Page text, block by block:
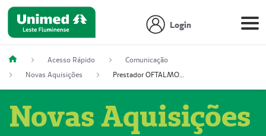
Login
Acesso Rápido
Comunicação
Novas Aquisições
Prestador OFTALMOCLÍNICA SÃO GONÇALO (55004164-2)
Novas Aquisições